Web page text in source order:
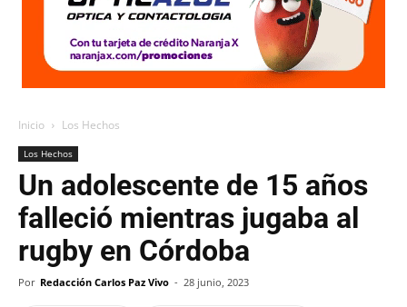
Inicio Los Hechos
Los Hechos
Un adolescente de 15 años
falleció mientras jugaba al
rugby en Córdoba
Por Redacción Carlos Paz Vivo - 28 junio, 2023